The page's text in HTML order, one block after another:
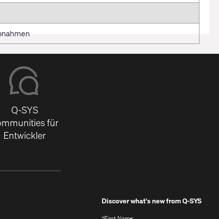
Q-SYS
für
Entwickler
Discover what's new fromQ-SYS